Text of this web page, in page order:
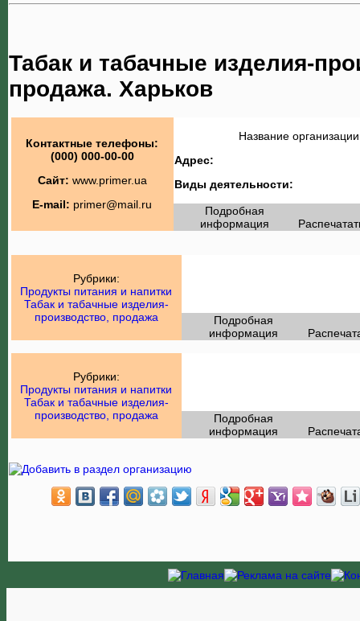
Табак и табачные изделия-
продажа. Харьков
Контактные телефоны:
(000) 000-00-00
Сайт: www.primer.ua
E-mail: primer@mail.ru
Название организации
Адрес:
Виды деятельности:
Подробная
информация
Рубрики:
Продукты питания и напитки
Табак и табачные изделия-
производство, продажа
Подробная
информация
Рубрики:
Продукты питания и напитки
Табак и табачные изделия-
производство, продажа
Подробная
информация